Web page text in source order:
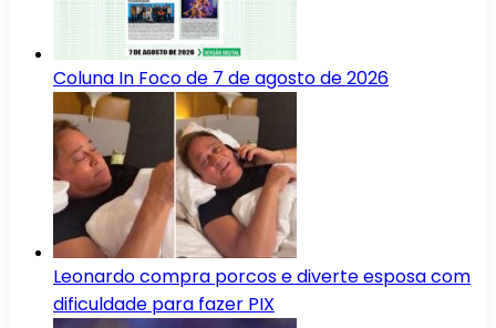
Coluna In Foco de 7 de agosto de 2026
Leonardo compra porcos e diverte esposa com
dificuldade para fazer PIX